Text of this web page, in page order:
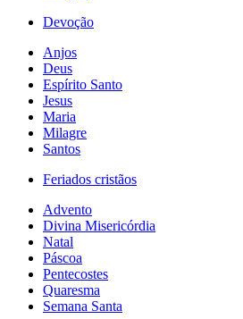
Devoção
Anjos
Deus
Espírito Santo
Jesus
Maria
Milagre
Santos
Feriados cristãos
Advento
Divina Misericórdia
Natal
Páscoa
Pentecostes
Quaresma
Semana Santa